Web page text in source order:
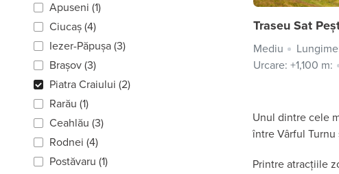
Apuseni (1)
Ciucaș (4)
Iezer-Păpușa (3)
Brașov (3)
Piatra Craiului (2)
Rarău (1)
Ceahlău (3)
Rodnei (4)
Postăvaru (1)
Traseu Sat
Mediu
Urcare: +1,100 m:
Unul dintre cele
între Vârful
Printre atracțiile